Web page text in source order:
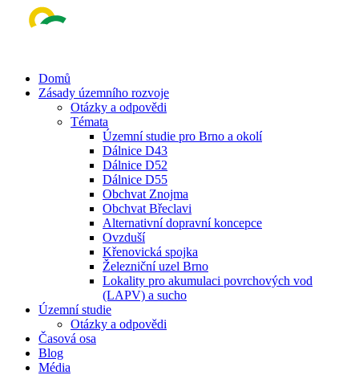
Menu
Domů
Zásady územního rozvoje
Otázky a odpovědi
Témata
Územní studie pro Brno a okolí
Dálnice D43
Dálnice D52
Dálnice D55
Obchvat Znojma
Obchvat Břeclavi
Alternativní dopravní koncepce
Ovzduší
Křenovická spojka
Železniční uzel Brno
Lokality pro akumulaci povrchových vod
(LAPV) a sucho
Územní studie
Otázky a odpovědi
Časová osa
Blog
Média